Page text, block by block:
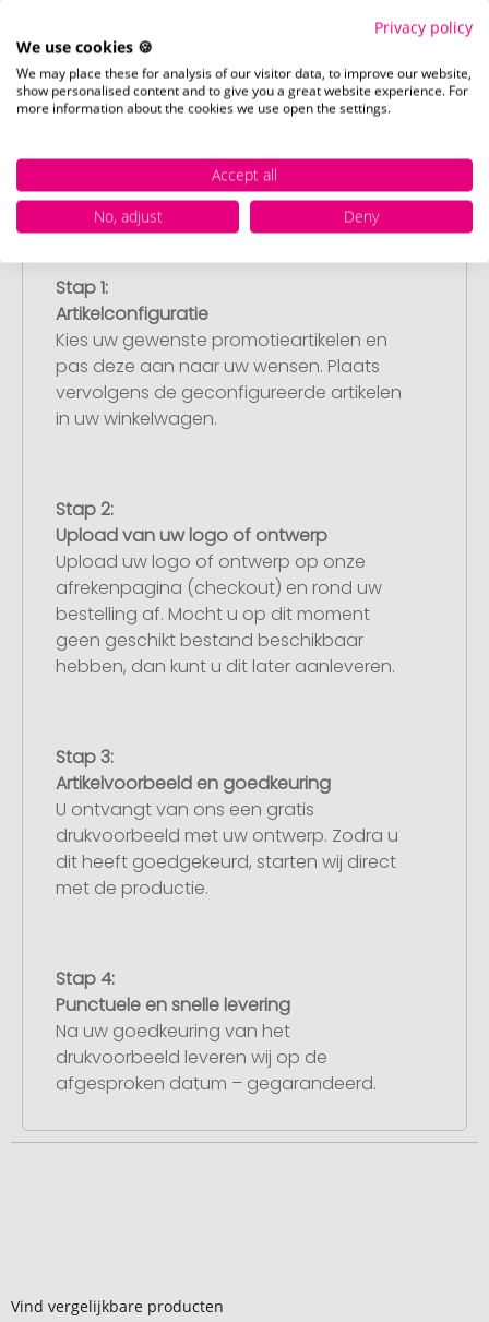
Stap 1:
Artikelconfiguratie
Kies uw gewenste promotieartikelen en
pas deze aan naar uw wensen. Plaats
vervolgens de geconfigureerde artikelen
in uw winkelwagen.
Stap 2:
Upload van uw logo of ontwerp
Upload uw logo of ontwerp op onze
afrekenpagina (checkout) en rond uw
bestelling af. Mocht u op dit moment
geen geschikt bestand beschikbaar
hebben, dan kunt u dit later aanleveren.
Stap 3:
Artikelvoorbeeld en goedkeuring
U ontvangt van ons een gratis
drukvoorbeeld met uw ontwerp. Zodra u
dit heeft goedgekeurd, starten wij direct
met de productie.
Stap 4:
Punctuele en snelle levering
Na uw goedkeuring van het
drukvoorbeeld leveren wij op de
afgesproken datum – gegarandeerd.
Vind vergelijkbare producten
Privacy policy
We use cookies 🍪
We may place these for analysis of our visitor data, to improve our website,
show personalised content and to give you a great website experience. For
more information about the cookies we use open the settings.
Accept all
No, adjust
Deny